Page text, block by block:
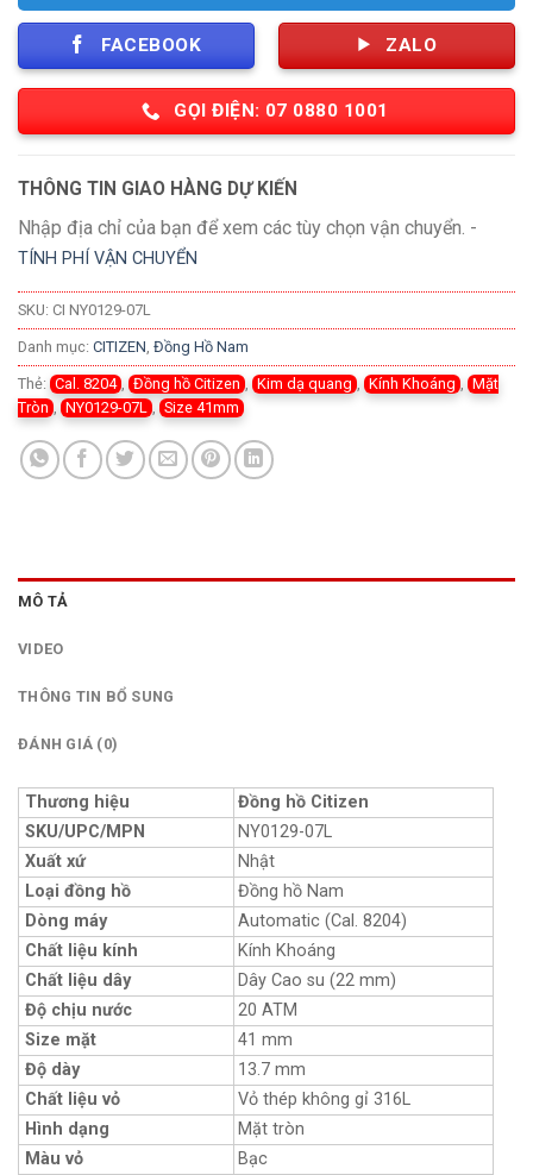
FACEBOOK ZALO
GỌI ĐIỆN: 07 0880 1001
THÔNG TIN GIAO HÀNG DỰ KIẾN
Nhập địa chỉ của bạn để xem các tùy chọn vận chuyển. -
TÍNH PHÍ VẬN CHUYỂN
SKU: CI NY0129-07L
Danh mục: CITIZEN Đồng Hồ Nam
Thẻ: Cal. 8204 Đồng hồ Citizen Kim dạ quang Kính Khoáng
Mặt
Tròn
NY0129-07L Size 41mm
MÔ TẢ
VIDEO
THÔNG TIN BỔ SUNG
ĐÁNH GIÁ (0)
Thương hiệu
Đồng hồ Citizen
SKU/UPC/MPN
NY0129-07L
Xuất xứ
Nhật
Loại đồng hồ
Đồng hồ Nam
Dòng máy
Automatic (Cal. 8204)
Chất liệu kính
Kính Khoáng
Chất liệu dây
Dây Cao su (22 mm)
Độ chịu nước
20 ATM
Size mặt
41 mm
Độ dày
13.7 mm
Chất liệu vỏ
Vỏ thép không gỉ 316L
Hình dạng
Mặt tròn
Màu vỏ
Bạc